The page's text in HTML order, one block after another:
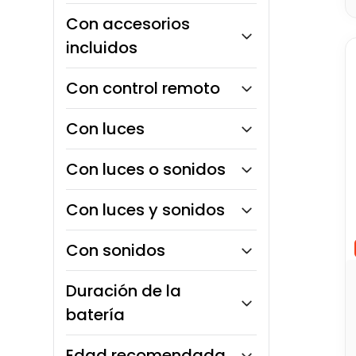
Con accesorios
incluidos
No
Con control remoto
No
Con luces
No
Con luces o sonidos
No
Con luces y sonidos
Con sonidos
No
Duración de la
batería